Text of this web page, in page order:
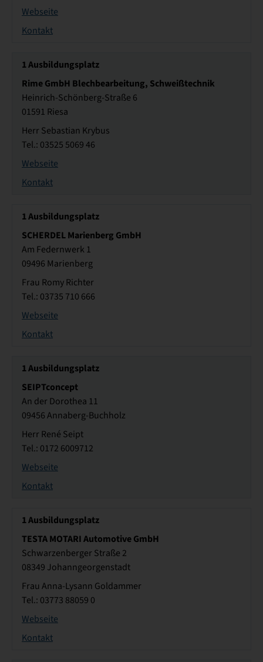
Webseite
Kontakt
1Ausbildungsplatz
Rime GmbH Blechbearbeitung, Schweißtechnik
Heinrich-Schönberg-Straße 6
01591 Riesa
Herr Sebastian Krybus
Tel.: 03525 5069 46
Webseite
Kontakt
1Ausbildungsplatz
SCHERDEL Marienberg GmbH
Am Federnwerk 1
09496 Marienberg
Frau Romy Richter
Tel.: 03735 710 666
Webseite
Kontakt
1Ausbildungsplatz
SEIPTconcept
An der Dorothea 11
09456 Annaberg-Buchholz
Herr René Seipt
Tel.: 0172 6009712
Webseite
Kontakt
1Ausbildungsplatz
TESTA MOTARI Automotive GmbH
Schwarzenberger Straße 2
08349 Johanngeorgenstadt
Frau Anna-Lysann Goldammer
Tel.: 03773 88059 0
Webseite
Kontakt